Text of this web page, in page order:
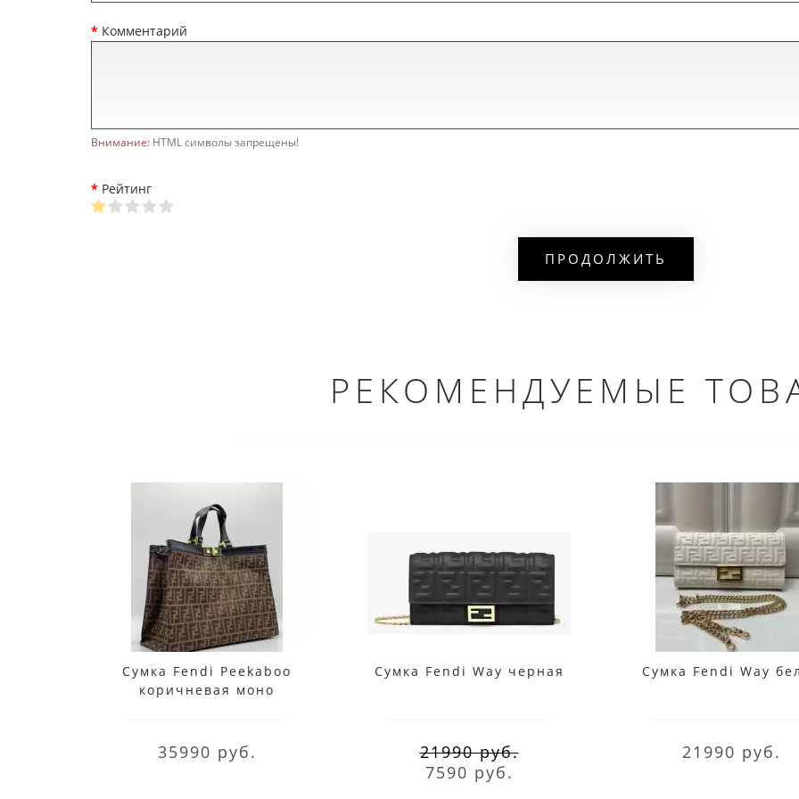
Комментарий
Внимание: HTML символы запрещены!
Рейтинг
ПРОДОЛЖИТЬ
РЕКОМЕНДУЕМЫЕ
Сумка Fendi Peekaboo
коричневая моно
35990 руб.
Сумка Fendi Way черная
21990 руб.
7590 руб.
Сумка Fendi Way
21990 руб.